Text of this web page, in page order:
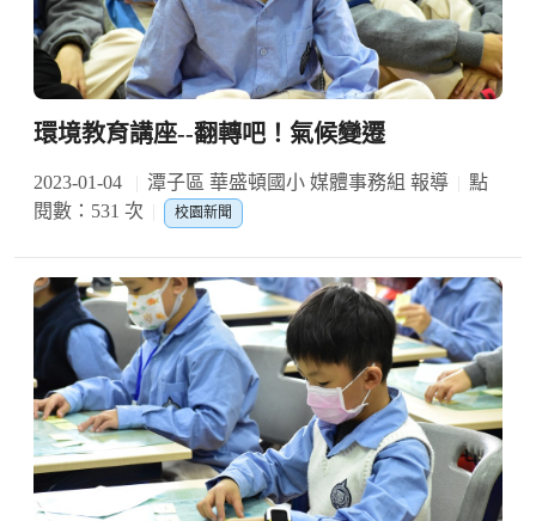
環境教育講座--翻轉吧！氣候變遷
2023-01-04 潭子區 華盛頓國小 媒體事務組 報導
點
閱數：531 次
校園新聞